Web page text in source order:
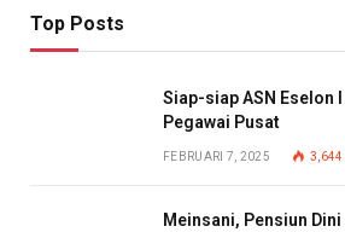
Top Posts
Siap-siap ASN Eselon
Pegawai Pusat
FEBRUARI 7, 2025 3,644
Meinsani, Pensiun